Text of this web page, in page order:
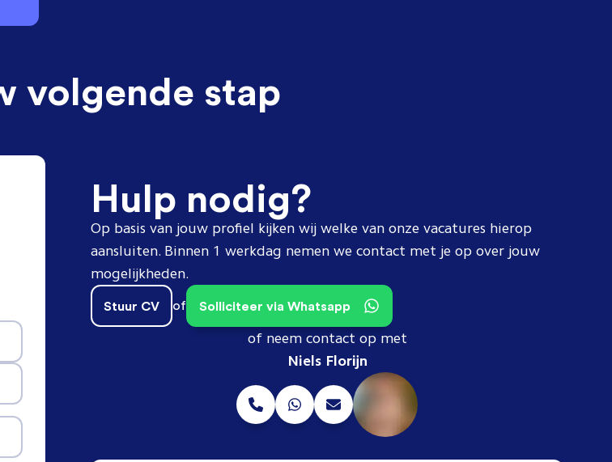
volgende stap
Hulp nodig?
Op basis van jouw profiel kijken wij welke van onze vacatures hierop
aansluiten. Binnen 1 werkdag nemen we contact met je op over jouw
mogelijkheden.
Stuur CV of Solliciteer via Whatsapp
of neem contact op met
Niels Florijn